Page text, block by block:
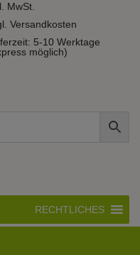
MwSt.
Versandkosten
5-10 Werktage
möglich)
RECHTLICHES